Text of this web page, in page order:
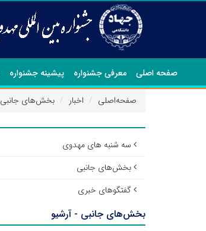
صفحه اصلی معرفی جشنواره پیشینه جشنواره
صفحه‌اصلی اخبار بخش‌های جانبی
سه شنبه های مهدوی
بخش‌های جانبی
گفتگوهای خبری
بخش‌های جانبی - آرشیو